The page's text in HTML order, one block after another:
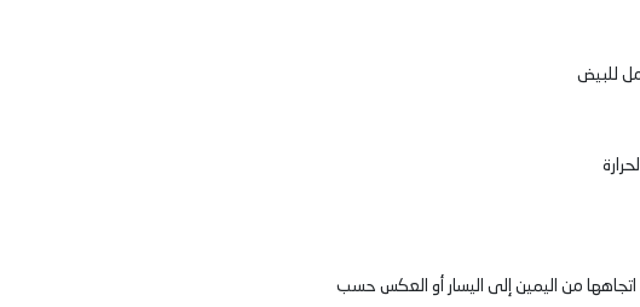
اتجاهها من اليمين إلى اليسار أو العكس حسب